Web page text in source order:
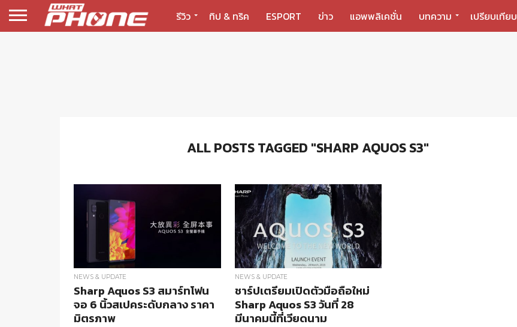
รีวิว ทิป & ทริค ESPORT ข่าว แอพพลิเคชั่น บทความ เปรียบเทียบ
ALL POSTS TAGGED "SHARP AQUOS S3"
NEWS & UPDATE
Sharp Aquos S3 สมาร์ทโฟน
จอ 6 นิ้วสเปคระดับกลาง ราคา
มิตรภาพ
NEWS & UPDATE
ชาร์ปเตรียมเปิดตัวมือถือใหม่
Sharp Aquos S3 วันที่ 28
มีนาคมนี้ที่เวียดนาม